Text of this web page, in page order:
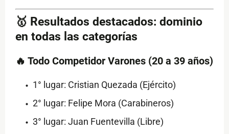
🥇 Resultados destacados: dominio
en todas las categorías
🔥 Todo Competidor Varones (20 a 39 años)
1° lugar: Cristian Quezada (Ejército)
2° lugar: Felipe Mora (Carabineros)
3° lugar: Juan Fuentevilla (Libre)